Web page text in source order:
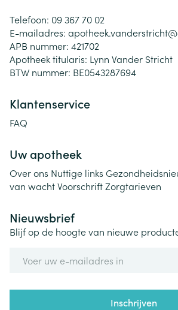
Telefoon: 09 367 70 02
E-mailadres: apotheek.vanderstricht@
APB nummer: 421702
Apotheek titularis: Lynn Vander Stricht
BTW nummer: BE0543287694
Klantenservice
FAQ
Uw apotheek
Over ons Nuttige links
van wachtVoorschriftZorgtarieven
Nieuwsbrief
Blijf op de hoogte van nieuwe
Inschrijven